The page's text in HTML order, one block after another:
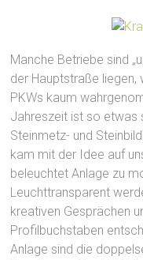
Manche Betriebe sind
der Hauptstraße
PKWs kaum
Jahreszeit ist so etwas
Steinmetz- und
kam mit der Idee auf
beleuchtet Anlage zu
Leuchttransparent
kreativen Gesprächen
Profilbuchstaben
Anlage sind die